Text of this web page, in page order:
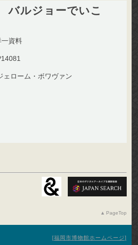
バルジョーでいこ
資料
ェローム・ボワヴァン
PageTop
福岡市博物館ホームページ